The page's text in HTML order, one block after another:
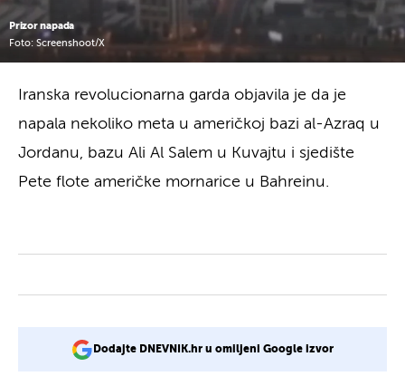
Prizor napada
Foto: Screenshoot/X
Iranska revolucionarna garda objavila je da je
napala nekoliko meta u američkoj bazi al-Azraq u
Jordanu, bazu Ali Al Salem u Kuvajtu i sjedište
Pete flote američke mornarice u Bahreinu.
Dodajte DNEVNIK.hr u omiljeni Google izvor